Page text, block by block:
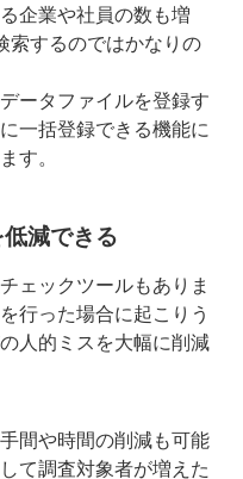
企業や社員の数も増
索するのではかなりの
ータファイルを登録す
一括登録できる機能に
す。
減できる
ェックツールもありま
行った場合に起こりう
人的ミスを大幅に削減
間や時間の削減も可能
て調査対象者が増えた